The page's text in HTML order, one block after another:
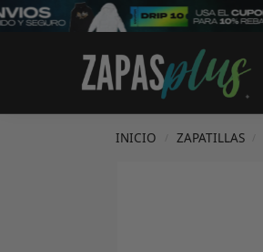
Search
INICIO ZAPATILLAS